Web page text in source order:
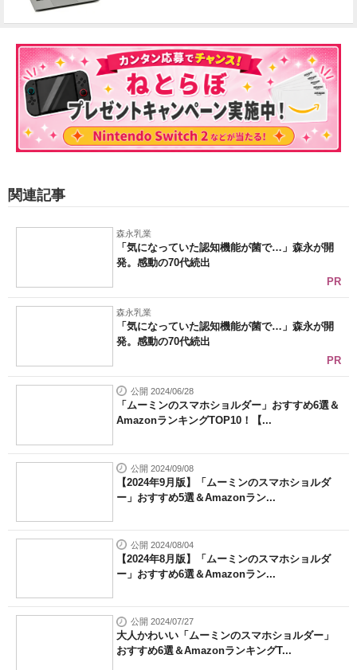
関連記事
森永乳業
「気になっていた認知機能が菌で…」森永が開
発。感動の70代続出
PR
森永乳業
「気になっていた認知機能が菌で…」森永が開
発。感動の70代続出
PR
公開 2024/06/28
「ムーミンのスマホショルダー」おすすめ6選＆
AmazonランキングTOP10！【...
公開 2024/09/08
【2024年9月版】「ムーミンのスマホショルダ
ー」おすすめ5選＆Amazonラン...
公開 2024/08/04
【2024年8月版】「ムーミンのスマホショルダ
ー」おすすめ6選＆Amazonラン...
公開 2024/07/27
大人かわいい「ムーミンのスマホショルダー」
おすすめ6選＆AmazonランキングT...